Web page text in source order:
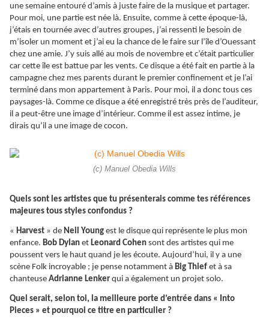
une semaine entouré d’amis à juste faire de la musique et partager.
Pour moi, une partie est née là. Ensuite, comme à cette époque-là,
j’étais en tournée avec d’autres groupes, j’ai ressenti le besoin de
m’isoler un moment et j’ai eu la chance de le faire sur l’île d’Ouessant
chez une amie. J’y suis allé au mois de novembre et c’était particulier
car cette île est battue par les vents. Ce disque a été fait en partie à la
campagne chez mes parents durant le premier confinement et je l’ai
terminé dans mon appartement à Paris. Pour moi, il a donc tous ces
paysages-là. Comme ce disque a été enregistré très près de l’auditeur,
il a peut-être une image d’intérieur. Comme il est assez intime, je
dirais qu’il a une image de cocon.
(c) Manuel Obedia Wills
Quels sont les artistes que tu présenterais comme tes références
majeures tous styles confondus ?
« Harvest » de Neil Young est le disque qui représente le plus mon
enfance. Bob Dylan et Leonard Cohen sont des artistes qui me
poussent vers le haut quand je les écoute. Aujourd’hui, il y a une
scène Folk incroyable ; je pense notamment à Big Thief et à sa
chanteuse Adrianne Lenker qui a également un projet solo.
Quel serait, selon toi, la meilleure porte d’entrée dans « Into
Pieces » et pourquoi ce titre en particulier ?